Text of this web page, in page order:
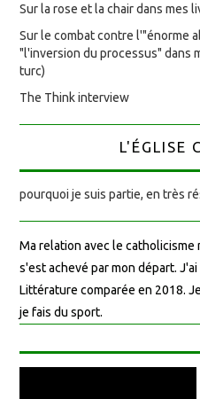
Sur la rose et la chair dans mes
Sur le combat contre l'"énorme
"l'inversion du processus" dans
turc)
The Think interview
L'ÉGLISE
pourquoi je suis partie, en très
Ma relation avec le
s'est achevé par mon départ.
Littérature comparée en 2018.
je fais du sport.